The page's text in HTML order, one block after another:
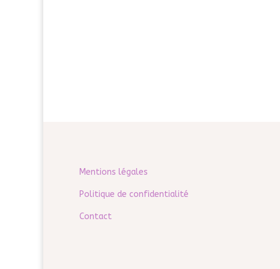
Mentions légales
Politique de confidentialité
Contact